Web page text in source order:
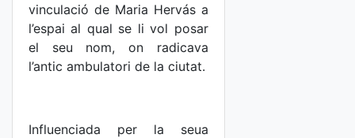
vinculació de Maria Hervás a
l’espai al qual se li vol posar
el seu nom, on radicava
l’antic ambulatori de la ciutat.
Influenciada per la seua